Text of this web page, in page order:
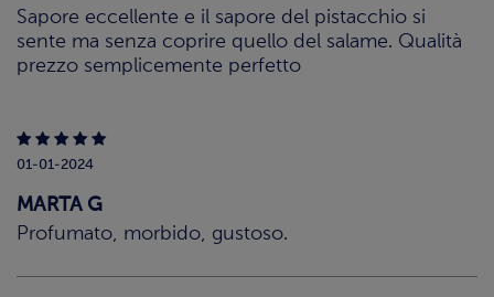
Sapore eccellente e il sapore del pistacchio si
sente ma senza coprire quello del salame. Qualità
prezzo semplicemente perfetto
01-01-2024
MARTA G
Profumato, morbido, gustoso.